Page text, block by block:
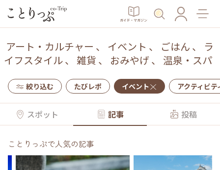
ガイド・マガジン
アート・カルチャー 、 イベント 、 ごはん 、 ラ
イフスタイル、 雑貨 、 おみやげ 、 温泉・スパ
絞り込む たびレポ イベント アクティビテ
スポット 記事 投稿
ことりっぷで人気の記事